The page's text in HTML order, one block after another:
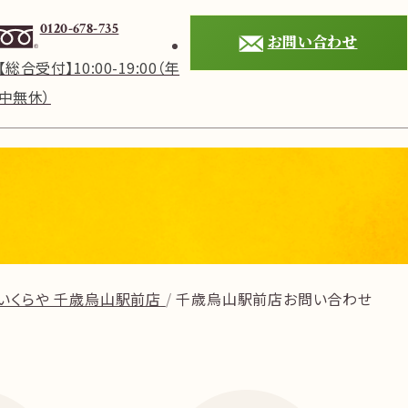
0120-678-735
総合受付】10:00-19:00（年
無休）
お問い合わせ
くらや 千歳烏山駅前店 千歳烏山駅前店お問い合わせ